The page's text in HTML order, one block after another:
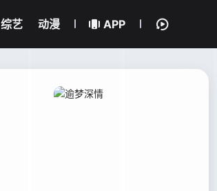
综艺 动漫 APP